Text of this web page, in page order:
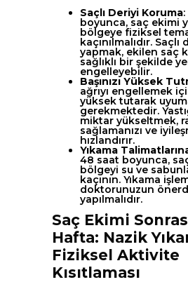
Saçlı Deriyi Koruma
boyunca, saç ekimi
bölgeye fiziksel
kaçınılmalıdır. Saçlı
yapmak, ekilen saç
sağlıklı bir şekilde
engelleyebilir.
Başınızı Yüksek
ağrıyı engellemek
yüksek tutarak
gerekmektedir.
miktar yükseltmek,
sağlamanızı ve
hızlandırır.
Yıkama
48 saat boyunca,
bölgeyi su ve
kaçının. Yıkama
doktorunuzun
yapılmalıdır.
Saç Ekimi
Hafta: Nazik
Fiziksel Aktivite
Kısıtlaması